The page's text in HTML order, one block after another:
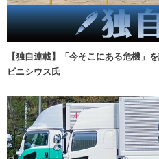
【独自連載】「今そこにある危機」
ビニシウス氏